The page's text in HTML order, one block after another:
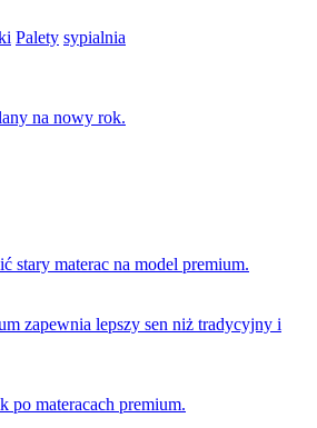
Palety sypialnia
na nowy rok.
stary materac na model premium.
zapewnia lepszy sen niż tradycyjny i
po materacach premium.